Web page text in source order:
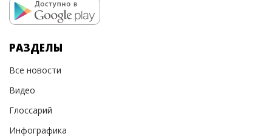
РАЗДЕЛЫ
Все новости
Видео
Глоссарий
Инфографика